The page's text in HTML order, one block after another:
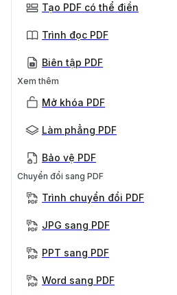
Tạo PDF có thể điền
Trình đọc PDF
Biên tập PDF
Xem thêm
Mở khóa PDF
Làm phẳng PDF
Bảo vệ PDF
Chuyển đổi sang PDF
Trình chuyển đổi PDF
JPG sang PDF
PPT sang PDF
Word sang PDF